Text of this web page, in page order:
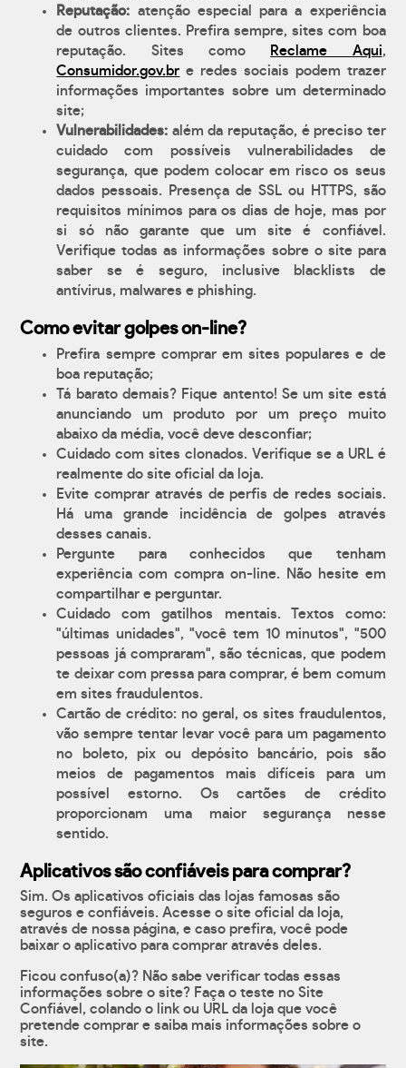
Reputação: atenção especial para a experiência
de outros clientes. Prefira sempre, sites com boa
reputação. Sites como
Reclame Aqui,
Consumidor.gov.br e redes sociais podem trazer
informações importantes sobre um determinado
site;
Vulnerabilidades: além da reputação, é preciso ter
cuidado com possíveis vulnerabilidades de
segurança, que podem colocar em risco os seus
dados pessoais. Presença de SSL ou HTTPS, são
requisitos mínimos para os dias de hoje, mas por
si só não garante que um site é confiável.
Verifique todas as informações sobre o site para
saber se é seguro, inclusive blacklists de
antívirus, malwares e phishing.
Como evitar golpes on-line?
Prefira sempre comprar em sites populares e de
boa reputação;
Tá barato demais? Fique antento! Se um site está
anunciando um produto por um preço muito
abaixo da média, você deve desconfiar;
Cuidado com sites clonados. Verifique se a URL é
realmente do site oficial da loja.
Evite comprar através de perfis de redes sociais.
Há uma grande incidência de golpes através
desses canais.
Pergunte para conhecidos que tenham
experiência com compra on-line. Não hesite em
compartilhar e perguntar.
Cuidado com gatilhos mentais. Textos como:
"últimas unidades", "você tem 10 minutos", "500
pessoas já compraram", são técnicas, que podem
te deixar com pressa para comprar, é bem comum
em sites fraudulentos.
Cartão de crédito: no geral, os sites fraudulentos,
vão sempre tentar levar você para um pagamento
no boleto, pix ou depósito bancário, pois são
meios de pagamentos mais difíceis para um
possível estorno. Os cartões de crédito
proporcionam uma maior segurança nesse
sentido.
Aplicativos são confiáveis para comprar?
Sim. Os aplicativos oficiais das lojas famosas são
seguros e confiáveis. Acesse o site oficial da loja,
através de nossa página, e caso prefira, você pode
baixar o aplicativo para comprar através deles.
Ficou confuso(a)? Não sabe verificar todas essas
informações sobre o site? Faça o teste no Site
Confiável, colando o link ou URL da loja que você
pretende comprar e saiba mais informações sobre o
site.